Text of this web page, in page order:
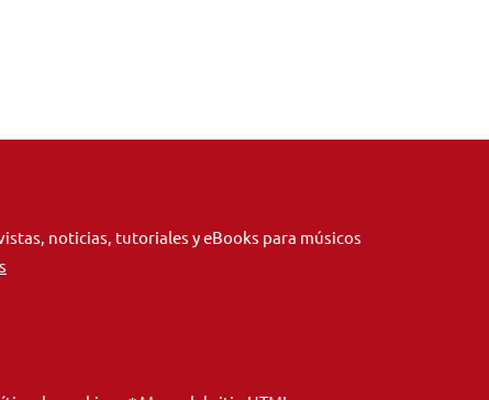
noticias, tutoriales y eBooks para músicos